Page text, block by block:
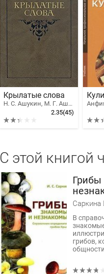
Крылатые слова
Н. С. Ашукин, М. Г. Ашукина
2.35(45)
С этой книгой
Саркина
В
грибов,